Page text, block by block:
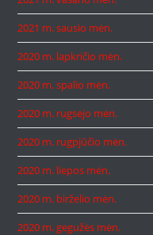
2021 m. sausio mėn.
2020 m. lapkričio mėn.
2020 m. spalio mėn.
2020 m. rugsėjo mėn.
2020 m. rugpjūčio mėn.
2020 m. liepos mėn.
2020 m. birželio mėn.
2020 m. gegužės mėn.